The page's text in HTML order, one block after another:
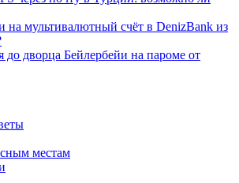
на мультивалютный счёт в DenizBank из
дворца Бейлербейи на пароме от
местам